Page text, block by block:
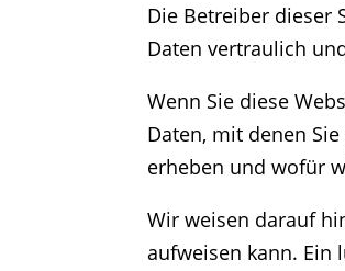
Die Betreiber dieser
Daten vertraulich
Wenn Sie diese
Daten, mit denen
erheben und wofür
Wir weisen darauf
aufweisen kann. Ein